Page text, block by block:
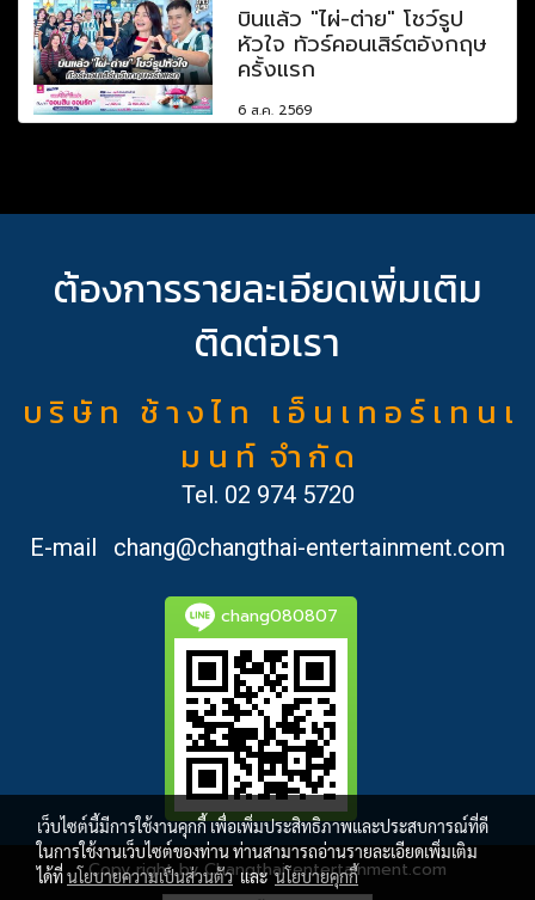
บินแล้ว "ไผ่-ต่าย" โชว์รูป
หัวใจ ทัวร์คอนเสิร์ตอังกฤษ
ครั้งแรก
6 ส.ค. 2569
ต้องการรายละเอียดเพิ่มเติม
ติดต่อเรา
บ ริ ษั ท ช้ า ง ไ ท เ อ็ น เ ท อ ร์ เ ท น เ
ม น ท์ จำ กั ด
Tel. 02 974 5720
E-mail
chang@changthai-entertainment.com
chang080807
Copy right by Changthai-entertainment.com
เว็บไซต์นี้มีการใช้งานคุกกี้ เพื่อเพิ่มประสิทธิภาพและประสบการณ์ที่ดี
ในการใช้งานเว็บไซต์ของท่าน ท่านสามารถอ่านรายละเอียดเพิ่มเติม
ได้ที่นโยบายความเป็นส่วนตัวและนโยบายคุกกี้